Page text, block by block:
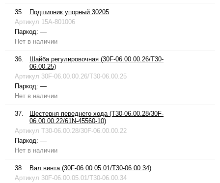
35.
Подшипник упорный 30205
Артикул 15A-801006
Паркод: —
Нет в наличии
36.
Шайба регулировочная (30F-06.00.00.26/T30-
06.00.25)
Артикул 30F-06.00.00.26/T30-06.00.25
Паркод: —
Нет в наличии
37.
Шестерня переднего хода (T30-06.00.28/30F-
06.00.00.22/61N-45560-10)
Артикул T30-06.00.28/30F-06.00.00.22
Паркод: —
Нет в наличии
38.
Вал винта (30F-06.00.05.01/T30-06.00.34)
Артикул 30F-06.00.05.01/T30-06.00.34